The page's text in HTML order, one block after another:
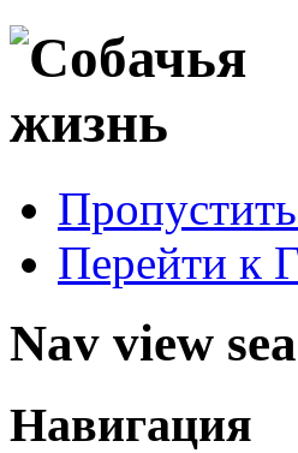
Перейти к
Nav view
Навигация